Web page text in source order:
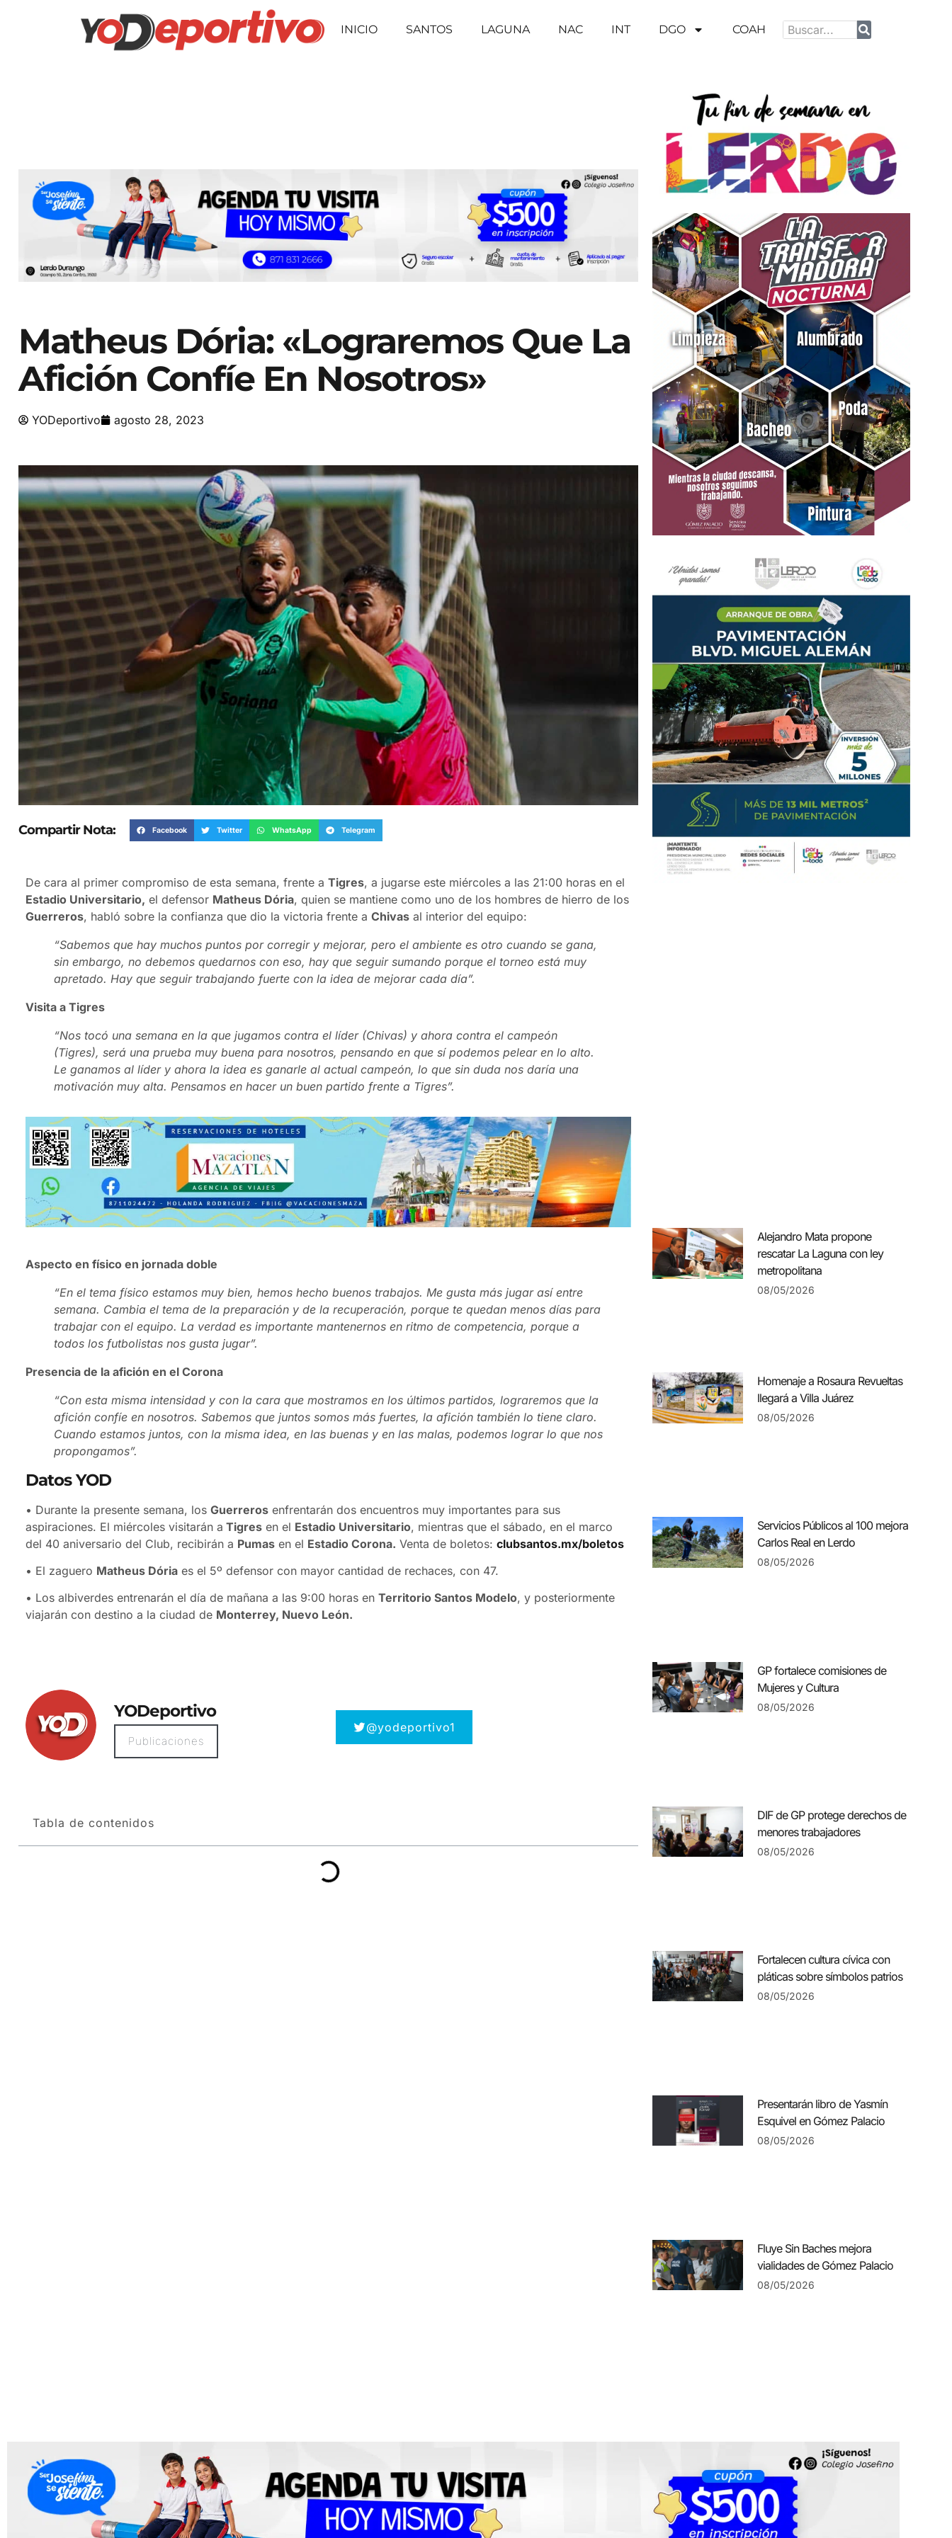
INICIO SANTOS LAGUNA NAC INT DGO COAH
Matheus Dória: «Lograremos Que La
Afición Confíe En Nosotros»
YODeportivo agosto 28, 2023
Compartir Nota: Facebook Twitter WhatsApp Telegram
De cara al primer compromiso de esta semana, frente a Tigres, a jugarse este miércoles a las 21:00 horas en el
Estadio Universitario, el defensor Matheus Dória, quien se mantiene como uno de los hombres de hierro de los
Guerreros, habló sobre la confianza que dio la victoria frente a Chivas al interior del equipo:
“Sabemos que hay muchos puntos por corregir y mejorar, pero el ambiente es otro cuando se gana,
sin embargo, no debemos quedarnos con eso, hay que seguir sumando porque el torneo está muy
apretado. Hay que seguir trabajando fuerte con la idea de mejorar cada día”.
Visita a Tigres
“Nos tocó una semana en la que jugamos contra el líder (Chivas) y ahora contra el campeón
(Tigres), será una prueba muy buena para nosotros, pensando en que sí podemos pelear en lo alto.
Le ganamos al líder y ahora la idea es ganarle al actual campeón, lo que sin duda nos daría una
motivación muy alta. Pensamos en hacer un buen partido frente a Tigres”.
Aspecto en físico en jornada doble
“En el tema físico estamos muy bien, hemos hecho buenos trabajos. Me gusta más jugar así entre
semana. Cambia el tema de la preparación y de la recuperación, porque te quedan menos días para
trabajar con el equipo. La verdad es importante mantenernos en ritmo de competencia, porque a
todos los futbolistas nos gusta jugar”.
Presencia de la afición en el Corona
“Con esta misma intensidad y con la cara que mostramos en los últimos partidos, lograremos que la
afición confíe en nosotros. Sabemos que juntos somos más fuertes, la afición también lo tiene claro.
Cuando estamos juntos, con la misma idea, en las buenas y en las malas, podemos lograr lo que nos
propongamos”.
Datos YOD
• Durante la presente semana, los Guerreros enfrentarán dos encuentros muy importantes para sus
aspiraciones. El miércoles visitarán a Tigres en el Estadio Universitario, mientras que el sábado, en el marco
del 40 aniversario del Club, recibirán a Pumas en el Estadio Corona. Venta de boletos: clubsantos.mx/boletos
• El zaguero Matheus Dória es el 5º defensor con mayor cantidad de rechaces, con 47.
• Los albiverdes entrenarán el día de mañana a las 9:00 horas en Territorio Santos Modelo, y posteriormente
viajarán con destino a la ciudad de Monterrey, Nuevo León.
YODeportivo
Publicaciones
@yodeportivo1
Tabla de contenidos
Alejandro Mata propone
rescatar La Laguna con ley
metropolitana
08/05/2026
Homenaje a Rosaura Revueltas
llegará a Villa Juárez
08/05/2026
Servicios Públicos al 100 mejora
Carlos Real en Lerdo
08/05/2026
GP fortalece comisiones de
Mujeres y Cultura
08/05/2026
DIF de GP protege derechos de
menores trabajadores
08/05/2026
Fortalecen cultura cívica con
pláticas sobre símbolos patrios
08/05/2026
Presentarán libro de Yasmín
Esquivel en Gómez Palacio
08/05/2026
Fluye Sin Baches mejora
vialidades de Gómez Palacio
08/05/2026